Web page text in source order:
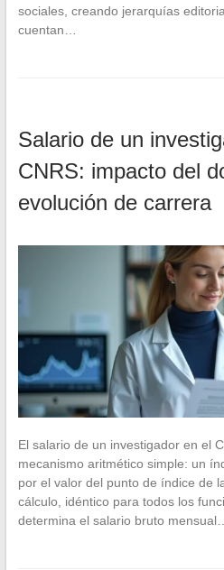
sociales, creando jerarquías
cuentan…
Salario de un
CNRS: impacto del
evolución de carrera
El salario de un investigador en el
mecanismo aritmético simple: un
por el valor del punto de índice de
cálculo, idéntico para todos los
determina el salario bruto mensual…